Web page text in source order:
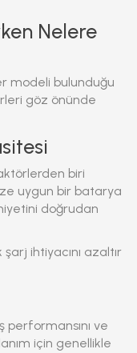
Nelere
modeli bulunduğu
göz önünde
biri
uygun bir batarya
doğrudan
şarj ihtiyacını azaltır
performansını ve
için genellikle